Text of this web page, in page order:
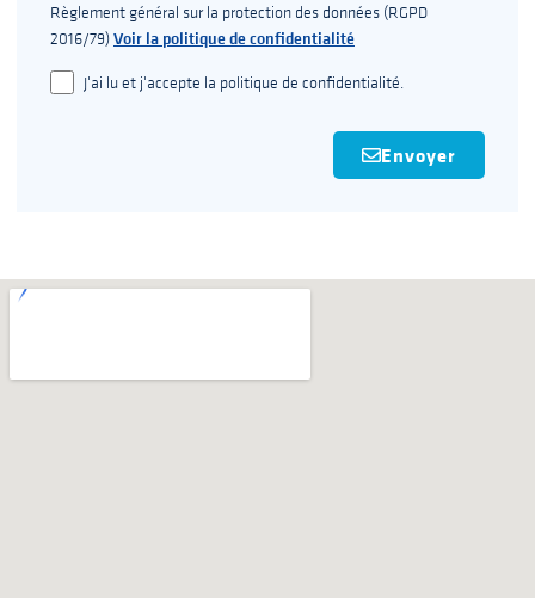
Règlement général sur la protection des données (RGPD
2016/79)Voir la politique de confidentialité
J'ai lu et j'accepte la politique de confidentialité.
Envoyer